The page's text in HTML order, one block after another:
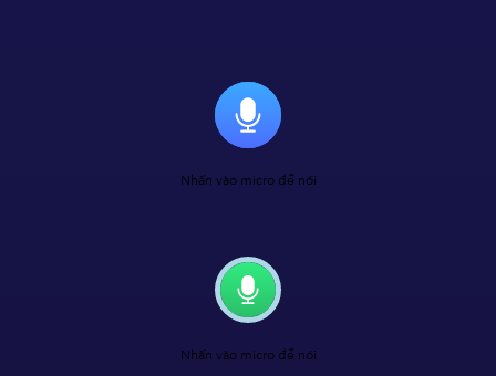
Nhấn vào micro để nói
Nhấn vào micro để nói